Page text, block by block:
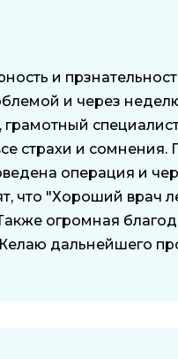
и
и через
грамотный
страхи и
операция и
что "Хороший врач
огромная
дальнейшего